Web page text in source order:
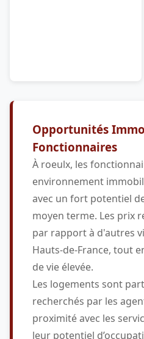
Opportunités
Fonctionnaires
À roeulx, les
environnement
avec un fort potentiel
moyen terme. Les prix
par rapport à d'autres
Hauts-de-France, tout
de vie élevée.
Les logements sont
recherchés par les
proximité avec les
leur potentiel